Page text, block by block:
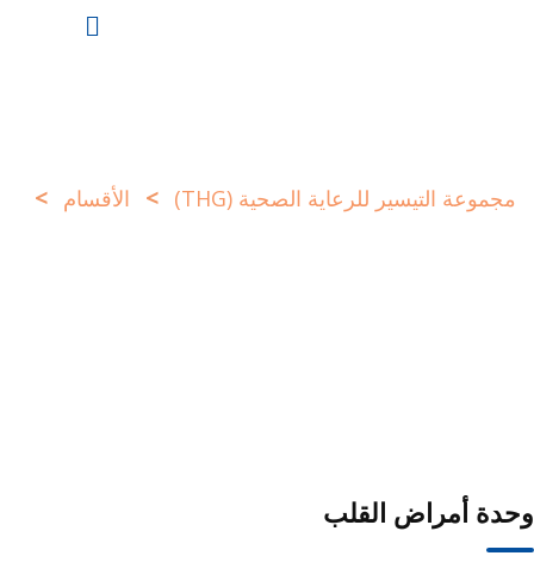
مجموعة التيسير للرعاية الصحية (THG) > الأقسام >
وحدة أمراض القلب